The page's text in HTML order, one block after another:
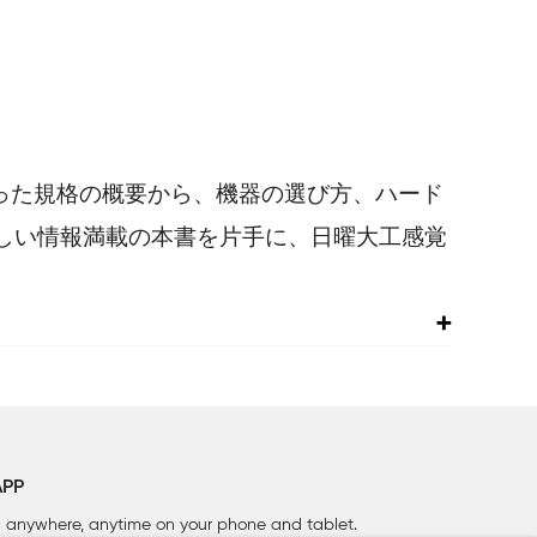
規格の概要から、機器の選び方、ハード
情報満載の本書を片手に、日曜大工感覚
anywhere, anytime on your phone and tablet.